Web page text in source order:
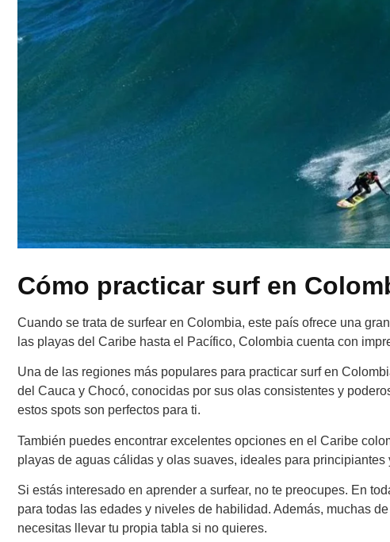
Cómo practicar surf en
Cuando se trata de surfear en Colombia, este país ofrece una
las playas del Caribe hasta el Pacífico, Colombia cuenta con
Una de las regiones más populares para practicar surf en
del Cauca y Chocó, conocidas por sus olas consistentes y
estos spots son perfectos para ti.
También puedes encontrar excelentes opciones en el Caribe
playas de aguas cálidas y olas suaves, ideales para
Si estás interesado en aprender a surfear, no te preocupes. En
para todas las edades y niveles de habilidad. Además, muchas
necesitas llevar tu propia tabla si no quieres.